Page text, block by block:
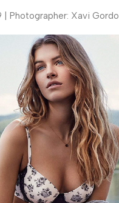
| Photographer: Xavi Gordo